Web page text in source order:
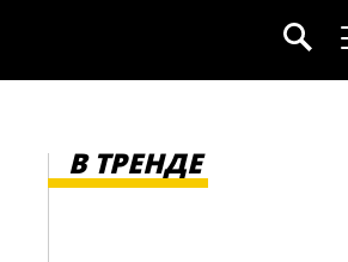
В ТРЕНДЕ